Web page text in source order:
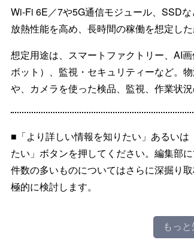
Wi-Fi 6E／7や5G通信モジュール、SSD
放熱性能を高め、長時間の稼働を想定し
想定用途は、スマートファクトリー、AI
ボット）、監視・セキュリティーなど。
や、カメラを使った検品、監視、作業状
■「より詳しい情報を知りたい」あるい
たい」ボタンを押してください。編集部
件数の多いものについてはさらに深掘り
極的に検討します。
もっ